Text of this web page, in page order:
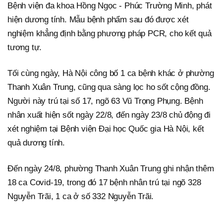
Bệnh viện đa khoa Hồng Ngọc - Phúc Trường Minh, phát
hiện dương tính. Mẫu bệnh phẩm sau đó được xét
nghiệm khẳng định bằng phương pháp PCR, cho kết quả
tương tự.
Tối cùng ngày, Hà Nội công bố 1 ca bệnh khác ở phường
Thanh Xuân Trung, cũng qua sàng lọc ho sốt cộng đồng.
Người này trú tại số 17, ngõ 63 Vũ Trọng Phụng. Bệnh
nhân xuất hiện sốt ngày 22/8, đến ngày 23/8 chủ động đi
xét nghiệm tại Bệnh viện Đại học Quốc gia Hà Nội, kết
quả dương tính.
Đến ngày 24/8, phường Thanh Xuân Trung ghi nhận thêm
18 ca Covid-19, trong đó 17 bệnh nhân trú tại ngõ 328
Nguyễn Trãi, 1 ca ở số 332 Nguyễn Trãi.